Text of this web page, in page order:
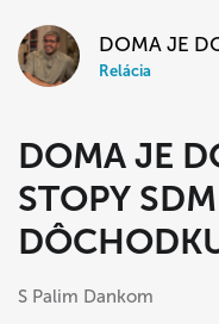
DOMA JE
Relácia
DOMA JE
STOPY
S Palim Dankom